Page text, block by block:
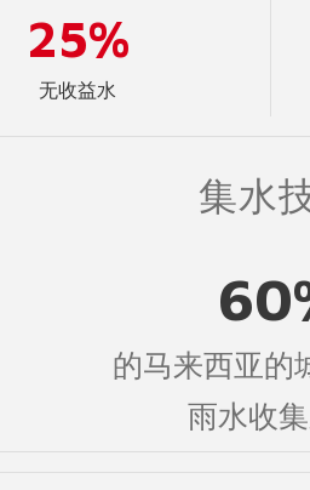
25%
无收益水
集水
的马来西亚的
雨水收